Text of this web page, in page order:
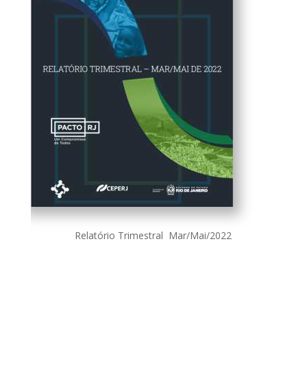
Relatório Trimestral Mar/Mai/2022